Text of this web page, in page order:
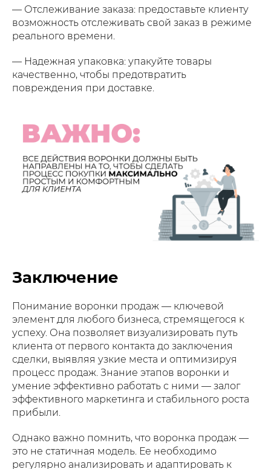
— Отслеживание заказа: предоставьте клиенту
возможность отслеживать свой заказ в режиме
реального времени.
— Надежная упаковка: упакуйте товары
качественно, чтобы предотвратить
повреждения при доставке.
Заключение
Понимание воронки продаж — ключевой
элемент для любого бизнеса, стремящегося к
успеху. Она позволяет визуализировать путь
клиента от первого контакта до заключения
сделки, выявляя узкие места и оптимизируя
процесс продаж. Знание этапов воронки и
умение эффективно работать с ними — залог
эффективного маркетинга и стабильного роста
прибыли.
Однако важно помнить, что воронка продаж —
это не статичная модель. Ее необходимо
регулярно анализировать и адаптировать к